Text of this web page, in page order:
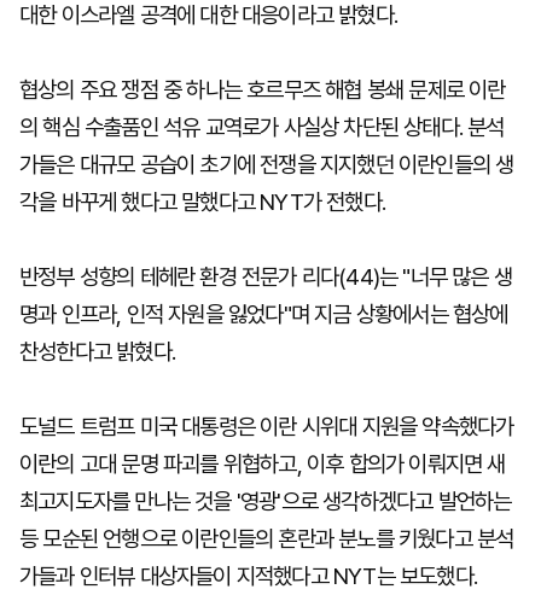
대한 이스라엘 공격에 대한 대응이라고 밝혔다.
협상의 주요 쟁점 중 하나는 호르무즈 해협 봉쇄 문제로 이란
의 핵심 수출품인 석유 교역로가 사실상 차단된 상태다. 분석
가들은 대규모 공습이 초기에 전쟁을 지지했던 이란인들의 생
각을 바꾸게 했다고 말했다고 NYT가 전했다.
반정부 성향의 테헤란 환경 전문가 리다(44)는 "너무 많은 생
명과 인프라, 인적 자원을 잃었다"며 지금 상황에서는 협상에
찬성한다고 밝혔다.
도널드 트럼프 미국 대통령은 이란 시위대 지원을 약속했다가
이란의 고대 문명 파괴를 위협하고, 이후 합의가 이뤄지면 새
최고지도자를 만나는 것을 '영광'으로 생각하겠다고 발언하는
등 모순된 언행으로 이란인들의 혼란과 분노를 키웠다고 분석
가들과 인터뷰 대상자들이 지적했다고 NYT는 보도했다.